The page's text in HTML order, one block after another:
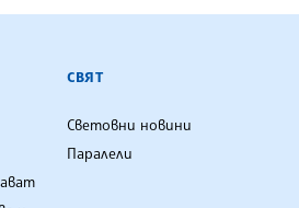
АГЕНЦИЯ
СВЯТ
Световни новини
Паралели